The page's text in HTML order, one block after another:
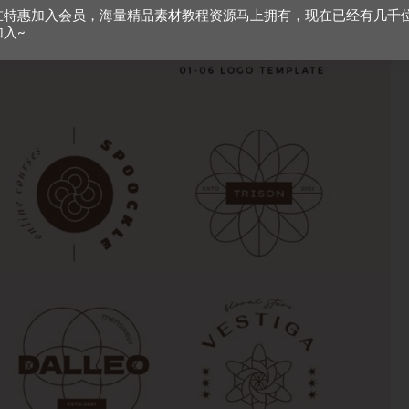
特惠加入会员，海量精品素材教程资源马上拥有，现在已经有几千
入~